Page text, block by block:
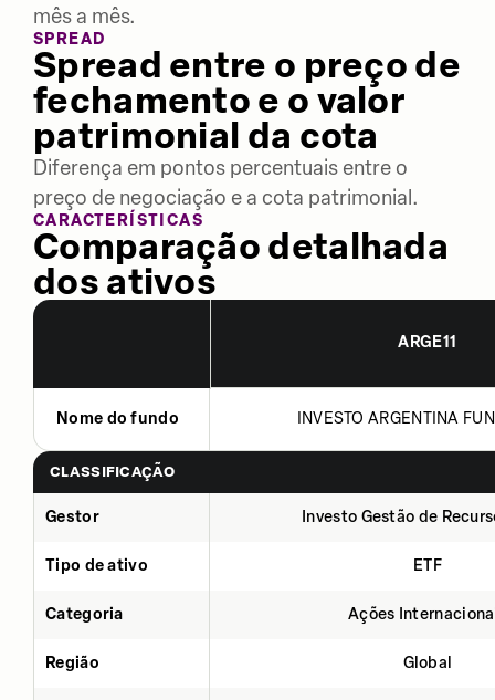
mês a mês.
SPREAD
Spread entre o preço de
fechamento e o valor
patrimonial da cota
Diferença em pontos percentuais entre o
preço de negociação e a cota patrimonial.
CARACTERÍSTICAS
Comparação detalhada
dos ativos
ARGE11
Nome do fundo INVESTO ARGENTINA
CLASSIFICAÇÃO
Gestor Investo Gestão de
Tipo de ativo ETF
Categoria Ações
Região Global